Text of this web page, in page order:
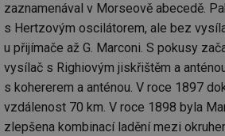
zaznamenával v Morseově abecedě.
s Hertzovým oscilátorem, ale bez
u přijímače až G. Marconi. S pokusy
vysílač s Righiovým jiskřištěm a
s kohererem a anténou. V roce 1897
vzdálenost 70 km. V roce 1898 byla
zlepšena kombinací ladění mezi